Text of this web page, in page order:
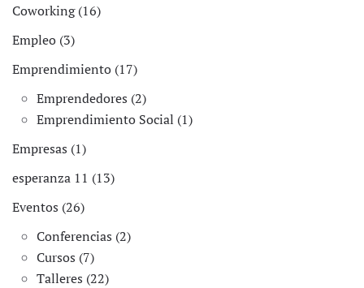
Coworking (16)
Empleo (3)
Emprendimiento (17)
Emprendedores (2)
Emprendimiento Social (1)
Empresas (1)
esperanza 11 (13)
Eventos (26)
Conferencias (2)
Cursos (7)
Talleres (22)